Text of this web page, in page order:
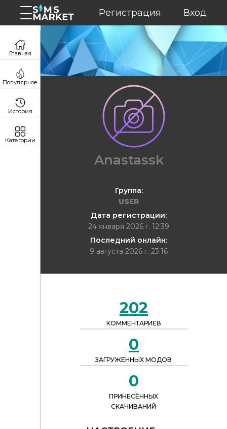
Регистрация Вход
Anastassk
Группа:
USER
Дата регистрации:
24 января 2026 г. 12:39
Последний онлайн:
9 августа 2026 г. 23:16
202
КОММЕНТАРИЕВ
0
ЗАГРУЖЕННЫХ МОДОВ
0
ПРИНЕСЁННЫХ
СКАЧИВАНИЙ
Главная
Популярное
История
Категории